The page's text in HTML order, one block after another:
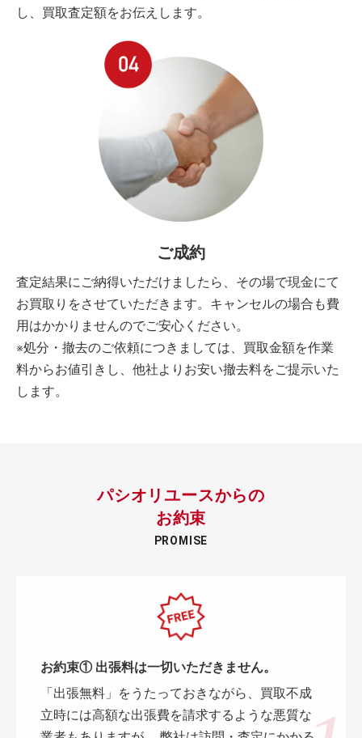
し、買取査定額をお伝えします。
ご成約
査定結果にご納得いただけましたら、その場で現金にて
お買取りをさせていただきます。キャンセルの場合も費
用はかかりませんのでご安心ください。
※処分・撤去のご依頼につきましては、買取金額を作業
料からお値引きし、他社よりお安い撤去料をご提示いた
します。
パシオリユースからの
お約束
PROMISE
お約束① 出張料は一切いただきません。
「出張無料」をうたっておきながら、買取不成
立時には高額な出張費を請求するような悪質な